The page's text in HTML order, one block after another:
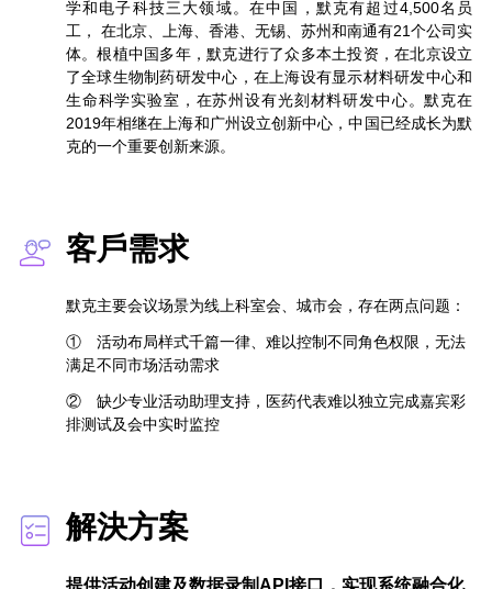
学和电子科技三大领域。在中国，默克有超过4,500名员
工， 在北京、上海、香港、无锡、苏州和南通有21个公司实
体。根植中国多年，默克进行了众多本土投资，在北京设立
了全球生物制药研发中心，在上海设有显示材料研发中心和
生命科学实验室，在苏州设有光刻材料研发中心。默克在
2019年相继在上海和广州设立创新中心，中国已经成长为默
克的一个重要创新来源。
客戶需求
默克主要会议场景为线上科室会、城市会，存在两点问题：
① 活动布局样式千篇一律、难以控制不同角色权限，无法
满足不同市场活动需求
② 缺少专业活动助理支持，医药代表难以独立完成嘉宾彩
排测试及会中实时监控
解決方案